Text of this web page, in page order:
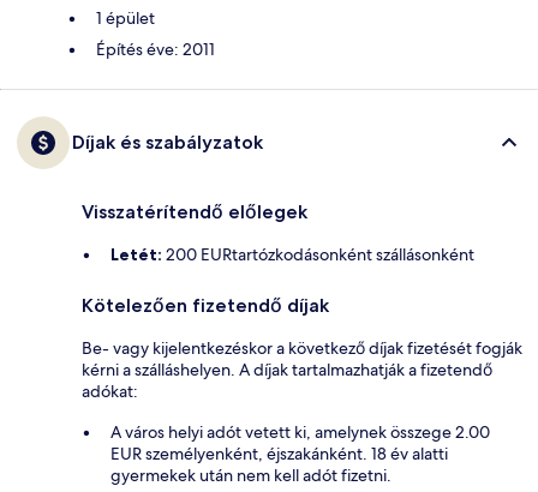
1 épület
Építés éve: 2011
Díjak és szabályzatok
Visszatérítendő előlegek
Letét: 200 EURtartózkodásonként szállásonként
Kötelezően fizetendő díjak
Be- vagy kijelentkezéskor a következő díjak fizetését fogják
kérni a szálláshelyen. A díjak tartalmazhatják a fizetendő
adókat:
A város helyi adót vetett ki, amelynek összege 2.00
EUR személyenként, éjszakánként. 18 év alatti
gyermekek után nem kell adót fizetni.